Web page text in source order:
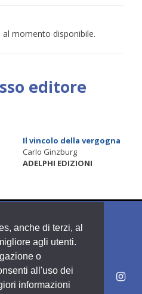
anche di terzi, al
agli utenti.
o
all'uso dei
informazioni
momento disponibile.
editore
Il vincolo della vergogna
Carlo Ginzburg
ADELPHI EDIZIONI